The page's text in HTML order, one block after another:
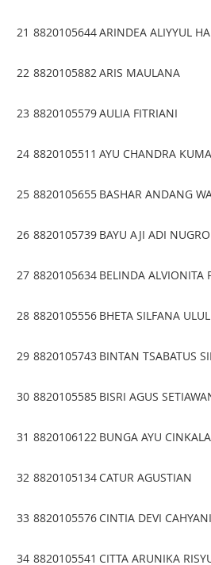
21 8820105644ARINDEA ALIYYUL
22 8820105882ARIS MAULANA
23 8820105579AULIA FITRIANI
24 8820105511 AYU CHANDRA
25 8820105655 BASHAR ANDANG
26 8820105739 BAYU AJI ADI
27 8820105634 BELINDA ALVIONITA
28 8820105556 BHETA SILFANA
29 8820105743 BINTAN TSABATUS
30 8820105585 BISRI AGUS
31 8820106122 BUNGA AYU
32 8820105134 CATUR AGUSTIAN
33 8820105576 CINTIA DEVI
34 8820105541 CITTA ARUNIKA